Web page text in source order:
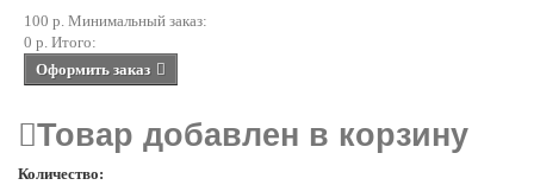
100 р. Минимальный заказ:
0 р. Итого:
Оформить заказ
Товар добавлен в корзину
Количество: